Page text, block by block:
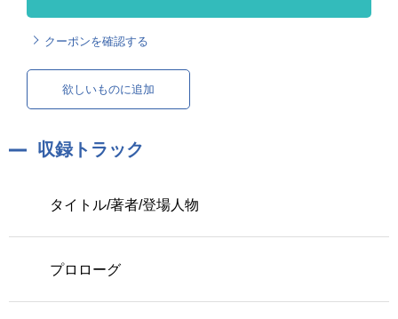
クーポンを確認する
欲しいものに追加
収録トラック
タイトル/著者/登場人物
プロローグ